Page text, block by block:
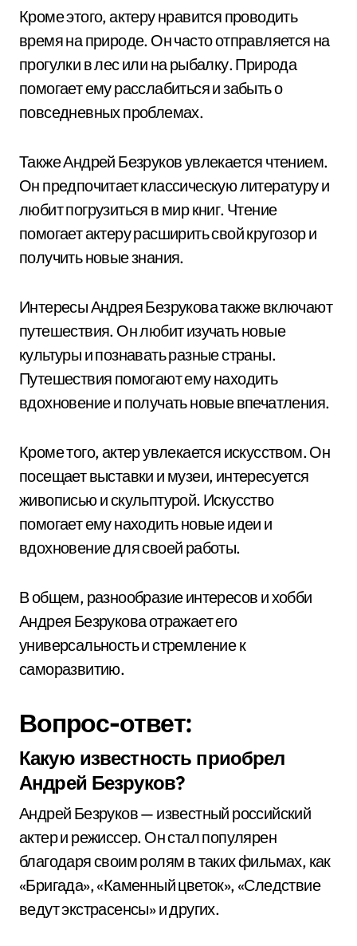
Кроме этого, актеру нравится проводить
время на природе. Он часто отправляется на
прогулки в лес или на рыбалку. Природа
помогает ему расслабиться и забыть о
повседневных проблемах.
Также Андрей Безруков увлекается чтением.
Он предпочитает классическую литературу и
любит погрузиться в мир книг. Чтение
помогает актеру расширить свой кругозор и
получить новые знания.
Интересы Андрея Безрукова также включают
путешествия. Он любит изучать новые
культуры и познавать разные страны.
Путешествия помогают ему находить
вдохновение и получать новые впечатления.
Кроме того, актер увлекается искусством. Он
посещает выставки и музеи, интересуется
живописью и скульптурой. Искусство
помогает ему находить новые идеи и
вдохновение для своей работы.
В общем, разнообразие интересов и хобби
Андрея Безрукова отражает его
универсальность и стремление к
саморазвитию.
Вопрос-ответ:
Какую известность приобрел
Андрей Безруков?
Андрей Безруков — известный российский
актер и режиссер. Он стал популярен
благодаря своим ролям в таких фильмах, как
«Бригада», «Каменный цветок», «Следствие
ведут экстрасенсы» и других.